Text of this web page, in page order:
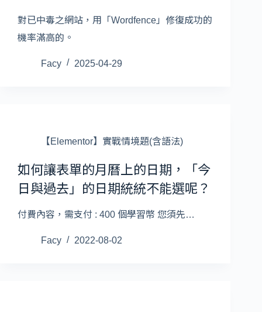
對已中毒之網站，用「Wordfence」修復成功的
機率滿高的。
Facy 2025-04-29
【Elementor】實戰情境題(含語法)
如何讓表單的月曆上的日期，「今
日與過去」的日期統統不能選呢？
付費內容，需支付 : 400 個學習幣 您須先…
Facy 2022-08-02